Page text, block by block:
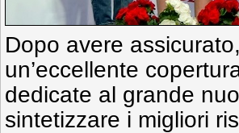
Dopo avere
un’eccellente
dedicate al grande
sintetizzare i migliori